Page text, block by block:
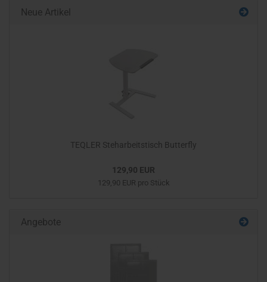
Neue Artikel
TEQLER Steharbeitstisch Butterfly
129,90 EUR
129,90 EUR pro Stück
Angebote